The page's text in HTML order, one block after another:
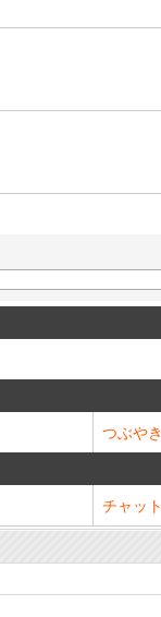
つぶやき
チャット